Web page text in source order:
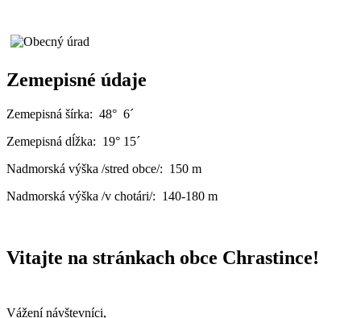
Zemepisné údaje
Zemepisná šírka: 48° 6´
Zemepisná dĺžka: 19° 15´
Nadmorská výška /stred obce/: 150 m
Nadmorská výška /v chotári/: 140-180 m
Vitajte na stránkach obce Chrastince!
Vážení návštevníci,